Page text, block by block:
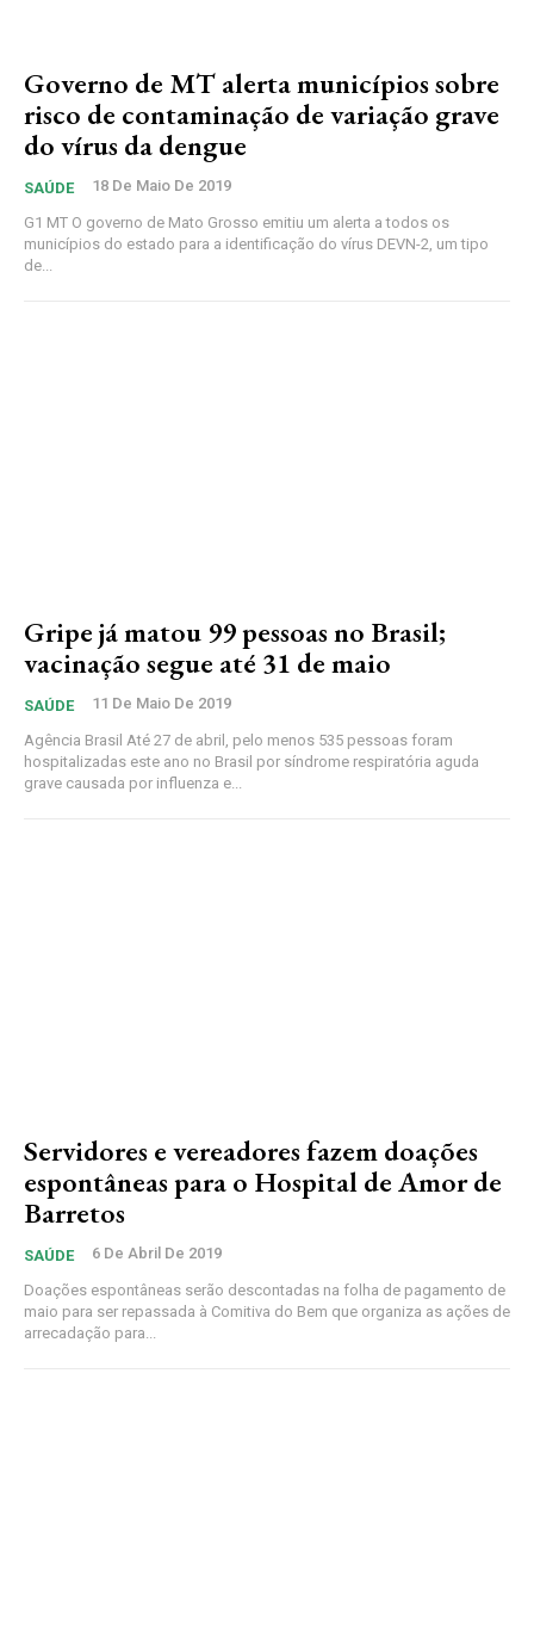
Governo de MT alerta municípios sobre
risco de contaminação de variação grave
do vírus da dengue
SAÚDE 18 De Maio De 2019
G1 MT O governo de Mato Grosso emitiu um alerta a todos os
municípios do estado para a identificação do vírus DEVN-2, um tipo
de...
Gripe já matou 99 pessoas no Brasil;
vacinação segue até 31 de maio
SAÚDE 11 De Maio De 2019
Agência Brasil Até 27 de abril, pelo menos 535 pessoas foram
hospitalizadas este ano no Brasil por síndrome respiratória aguda
grave causada por influenza e...
Servidores e vereadores fazem doações
espontâneas para o Hospital de Amor de
Barretos
SAÚDE 6 De Abril De 2019
Doações espontâneas serão descontadas na folha de pagamento de
maio para ser repassada à Comitiva do Bem que organiza as ações de
arrecadação para...